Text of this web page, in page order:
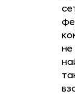
не